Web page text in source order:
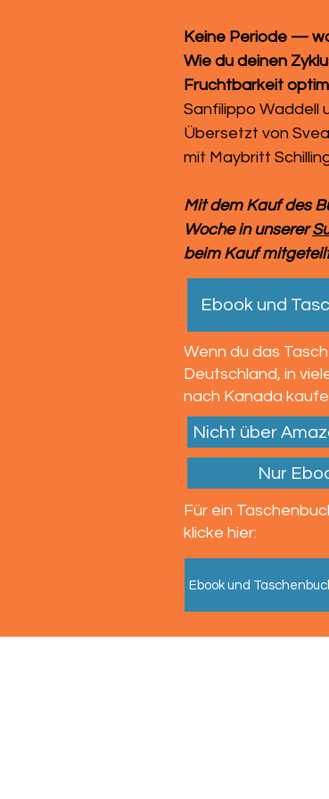
Keine Periode —
Wie du deinen
Fruchtbarkeit
Sanfilippo Waddell
Übersetzt von
mit Maybritt
Mit dem Kauf des
Woche in unserer
beim Kauf
Ebook und
Wenn du das
Deutschland, in
nach Kanada
Nicht über
Nur
Für ein
klicke hier:
Ebook und